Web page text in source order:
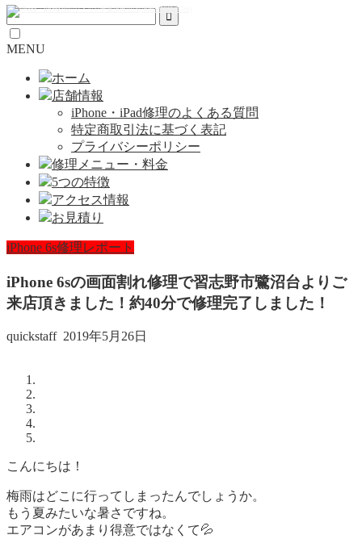
MENU
ホーム
店舗情報
iPhone・iPad修理のよくある質問
特定商取引法に基づく表記
プライバシーポリシー
修理メニュー・料金
5つの特徴
アクセス情報
お見積り
iPhone 6s修理レポート
iPhone 6sの画面割れ修理で習志野市鷺沼台よりご
来店頂きました！約40分で修理完了しました！
quickstaff 2019年5月26日
こんにちは！
梅雨はどこに行ってしまったんでしょうか。
もう夏みたいな暑さですね。
エアコンがあまり得意ではなくて💦